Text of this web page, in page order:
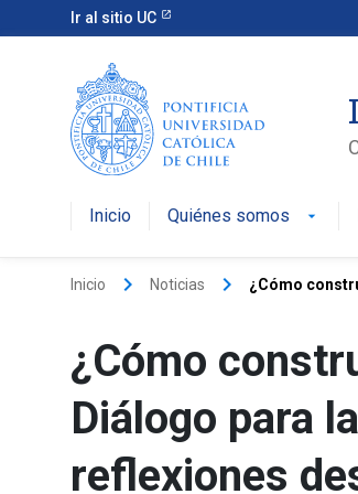
Ir al sitio UC
Inicio Quiénes somos arrow_drop_down
Inicio keyboard_arrow_right Noticias keyboard_arrow_right ¿Cómo
¿Cómo
Diálogo para
reflexiones